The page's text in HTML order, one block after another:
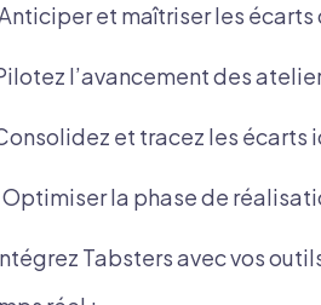
et maîtriser les
l’avancement des
et tracez les
la phase de
Tabsters avec vos